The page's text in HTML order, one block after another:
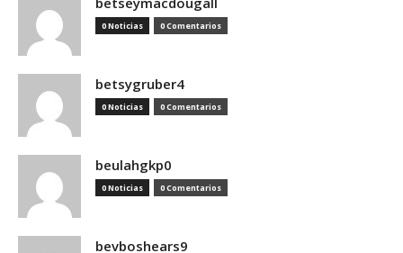
0 Noticias 0 Comentarios
betsygruber4
0 Noticias 0 Comentarios
beulahgkp0
0 Noticias 0 Comentarios
bevboshears9